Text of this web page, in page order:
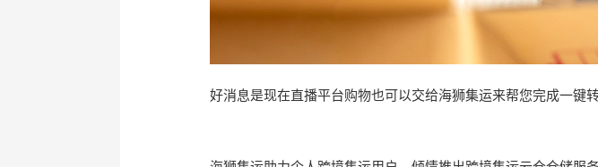
好消息是现在直播平台购物也可以交给海狮集运来帮您完成一键